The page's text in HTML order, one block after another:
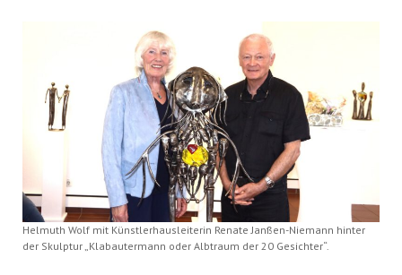
Helmuth Wolf mit Künstlerhausleiterin Renate Janßen-Niemann hinter
der Skulptur „Klabautermann oder Albtraum der 20 Gesichter“.